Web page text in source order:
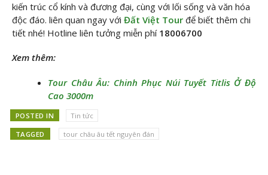
kiến trúc cổ kính và đương đại, cùng với lối sống và văn hóa
độc đáo. liên quan ngay với Đất Việt Tour để biết thêm chi
tiết nhé! Hotline liên tưởng miễn phí 18006700
Xem thêm:
Tour Châu Âu: Chinh Phục Núi Tuyết Titlis Ở Độ
Cao 3000m
POSTED IN Tin tức
TAGGED tour châu âu tết nguyên đán